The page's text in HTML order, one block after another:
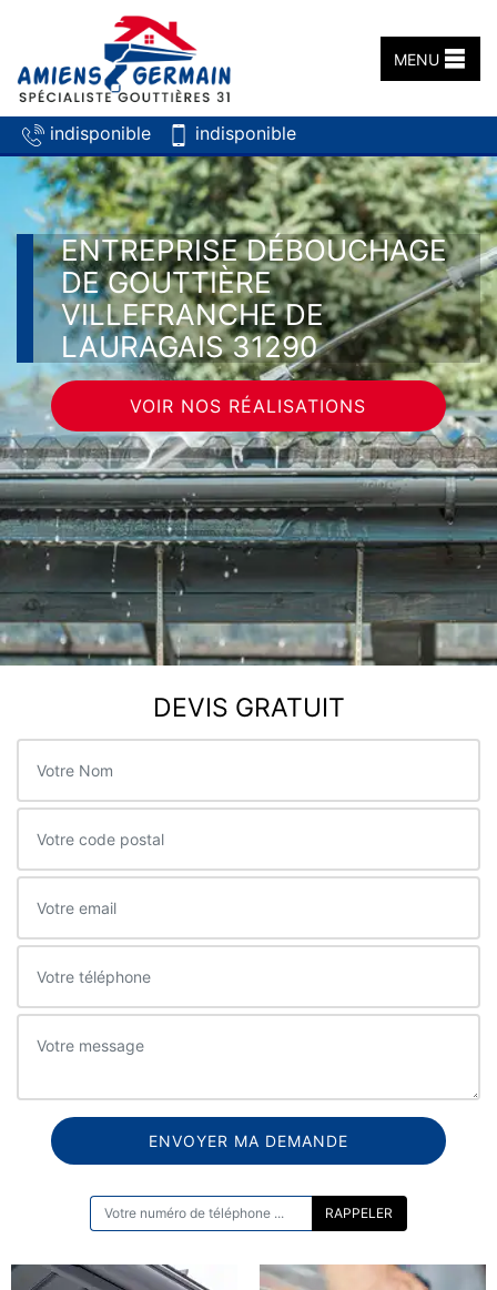
indisponible indisponible
MENU
ENTREPRISE DÉBOUCHAGE
DE GOUTTIÈRE
VILLEFRANCHE DE
LAURAGAIS 31290
VOIR NOS RÉALISATIONS
DEVIS GRATUIT